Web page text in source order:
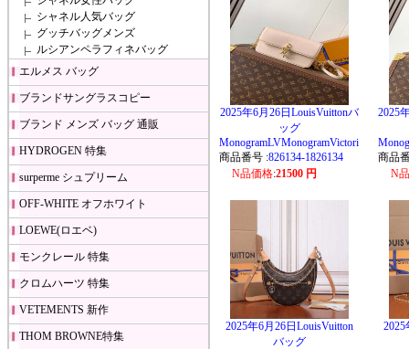
シャネル人気バッグ
グッチバッグメンズ
ルシアンペラフィネバッグ
エルメス バッグ
ブランドサングラスコピー
ブランド メンズ バッグ 通販
HYDROGEN 特集
surperme シュプリーム
OFF-WHITE オフホワイト
LOEWE(ロエベ)
モンクレール 特集
クロムハーツ 特集
VETEMENTS 新作
THOM BROWNE特集
2025年6月26日LouisVuittonバ
ッグ
MonogramLVMonogramVictori
商品番号 :826134-1826134
N品価格:21500 円
2025
商品
N
2025年6月26日LouisVuitton
バッグ